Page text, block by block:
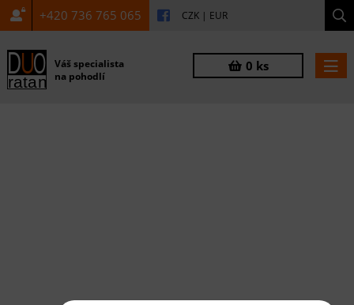
+420 736 765 065 CZK | EUR
Váš specialista
na pohodlí
0 ks